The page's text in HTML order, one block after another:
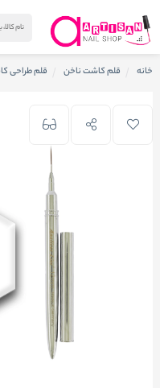
خانه قلم کاشت ناخن قلم طراحی